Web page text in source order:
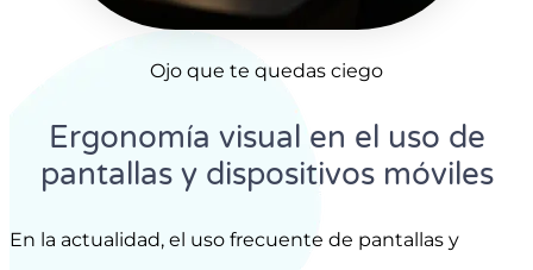
Ojo que te quedas ciego
Ergonomía visual en el uso de
pantallas y dispositivos móviles
En la actualidad, el uso frecuente de pantallas y